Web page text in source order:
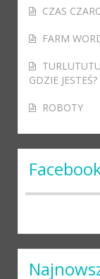
CZAS
FARM
GDZIE JESTEŚ?
ROBOTY